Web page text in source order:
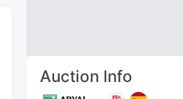
Auction Info